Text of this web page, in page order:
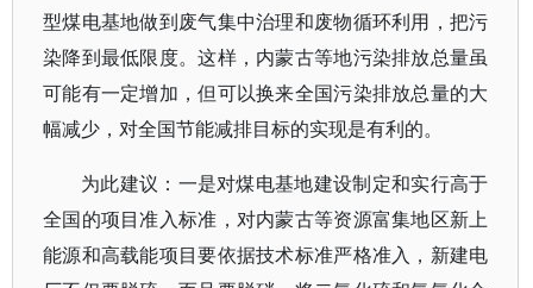
型煤电基地做到废气集中治理和废物循环利用，把污
染降到最低限度。这样，内蒙古等地污染排放总量虽
可能有一定增加，但可以换来全国污染排放总量的大
幅减少，对全国节能减排目标的实现是有利的。
为此建议：一是对煤电基地建设制定和实行高于
全国的项目准入标准，对内蒙古等资源富集地区新上
能源和高载能项目要依据技术标准严格准入，新建电